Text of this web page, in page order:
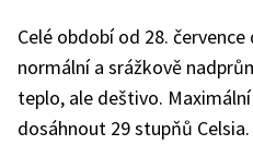
Celé období od 28.
normální a srážkově
teplo, ale deštivo.
dosáhnout 29 stupňů